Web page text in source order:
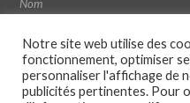
Notre site web utilise des
fonctionnement, optimiser
personnaliser l'affichage de
publicités pertinentes. Pour